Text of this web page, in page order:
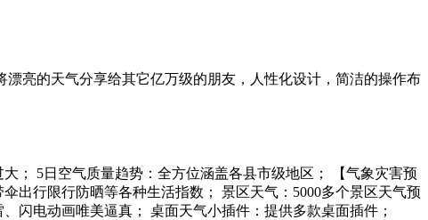
亮的天气分享给其它亿万级的朋友，人性化设计，简洁的操作布
； 5日空气质量趋势：全方位涵盖各县市级地区； 【气象灾害预
出行限行防晒等各种生活指数； 景区天气：5000多个景区天气预
闪电动画唯美逼真； 桌面天气小插件：提供多款桌面插件；